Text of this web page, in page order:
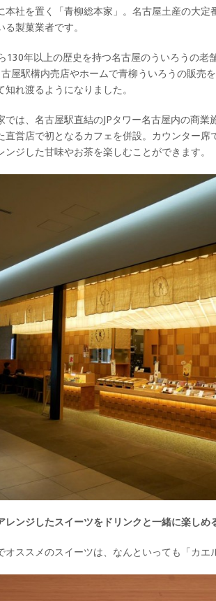
本社を置く「青柳総本家」。名古屋土産の大定
製菓業者です。
130年以上の歴史を持つ名古屋のういろうの老
屋駅構内売店やホームで青柳ういろうの販売
知れ渡るようになりました。
では、名古屋駅直結のJPタワー名古屋内の商
直営店で初となるカフェを併設。カウンター席
ンジした甘味やお茶を楽しむことができます。
レンジしたスイーツをドリンクと一緒に楽しめ
オススメのスイーツは、なんといっても「カエ